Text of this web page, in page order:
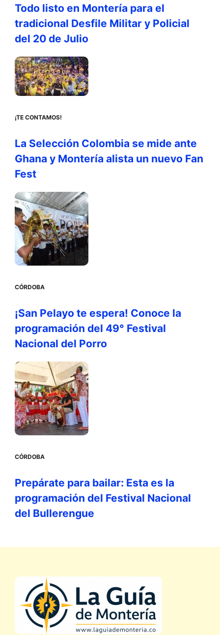
Todo listo en Montería para el
tradicional Desfile Militar y Policial
del 20 de Julio
¡TE CONTAMOS!
La Selección Colombia se mide ante
Ghana y Montería alista un nuevo Fan
Fest
CÓRDOBA
¡San Pelayo te espera! Conoce la
programación del 49° Festival
Nacional del Porro
CÓRDOBA
Prepárate para bailar: Esta es la
programación del Festival Nacional
del Bullerengue